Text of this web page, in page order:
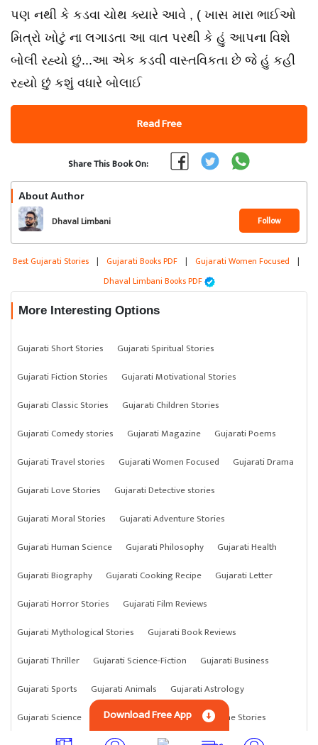
પણ નથી કે કડવા ચોથ ક્યારે આવે , ( ખાસ મારા ભાઈઓ
મિત્રો ખોટું ના લગાડતા આ વાત પરથી કે હું આપના વિશે
બોલી રહ્યો છું...આ એક કડવી વાસ્તવિકતા છે જે હું કહી
રહ્યો છું કશું વધારે બોલાઈ
Read Free
Share This Book On:
About Author
Dhaval Limbani Follow
Best Gujarati Stories | Gujarati Books PDF | Gujarati Women Focused |
Dhaval Limbani Books PDF
More Interesting Options
Gujarati Short Stories
Gujarati Spiritual Stories
Gujarati Fiction Stories
Gujarati Motivational Stories
Gujarati Classic Stories
Gujarati Children Stories
Gujarati Comedy stories
Gujarati Magazine
Gujarati Poems
Gujarati Travel stories
Gujarati Women Focused
Gujarati Drama
Gujarati Love Stories
Gujarati Detective stories
Gujarati Moral Stories
Gujarati Adventure Stories
Gujarati Human Science
Gujarati Philosophy
Gujarati Health
Gujarati Biography
Gujarati Cooking Recipe
Gujarati Letter
Gujarati Horror Stories
Gujarati Film Reviews
Gujarati Mythological Stories
Gujarati Book Reviews
Gujarati Thriller
Gujarati Science-Fiction
Gujarati Business
Gujarati Sports
Gujarati Animals
Gujarati Astrology
Gujarati Science
Gujarati Anything Gujarati Crime Stories
Download Free App